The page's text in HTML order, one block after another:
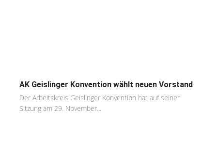
AK Geislinger Konvention wählt neuen Vorstand
Der Arbeitskreis Geislinger Konvention hat auf seiner
Sitzung am 29. November...